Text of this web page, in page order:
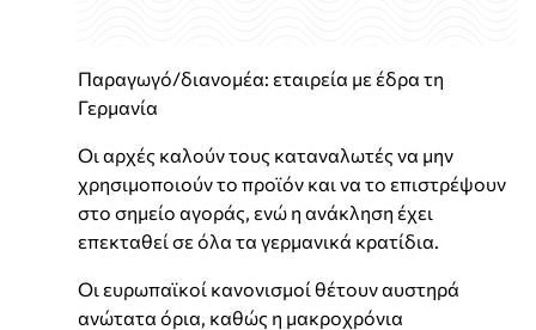
Παραγωγό/διανομέα: εταιρεία με έδρα τη
Γερμανία
Οι αρχές καλούν τους καταναλωτές να μην
χρησιμοποιούν το προϊόν και να το επιστρέψουν
στο σημείο αγοράς, ενώ η ανάκληση έχει
επεκταθεί σε όλα τα γερμανικά κρατίδια.
Οι ευρωπαϊκοί κανονισμοί θέτουν αυστηρά
ανώτατα όρια, καθώς η μακροχρόνια